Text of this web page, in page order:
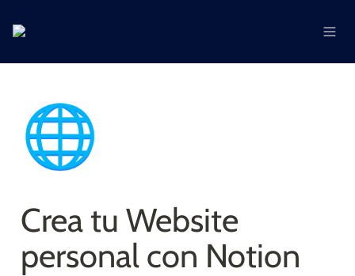
🌐
Crea tu Website
personal con Notion